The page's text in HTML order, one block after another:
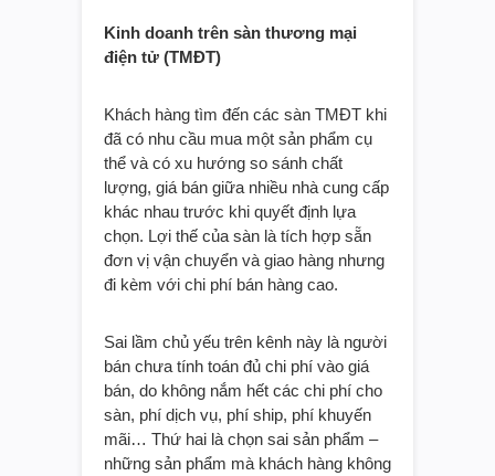
Kinh doanh trên sàn thương mại
điện tử (TMĐT)
Khách hàng tìm đến các sàn TMĐT khi
đã có nhu cầu mua một sản phẩm cụ
thể và có xu hướng so sánh chất
lượng, giá bán giữa nhiều nhà cung cấp
khác nhau trước khi quyết định lựa
chọn. Lợi thế của sàn là tích hợp sẵn
đơn vị vận chuyển và giao hàng nhưng
đi kèm với chi phí bán hàng cao.
Sai lầm chủ yếu trên kênh này là người
bán chưa tính toán đủ chi phí vào giá
bán, do không nắm hết các chi phí cho
sàn, phí dịch vụ, phí ship, phí khuyến
mãi… Thứ hai là chọn sai sản phẩm –
những sản phẩm mà khách hàng không